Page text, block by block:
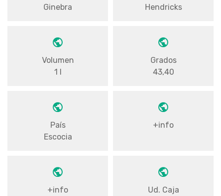
Ginebra Hendricks
Volumen
1 l
Grados
43,40
País
Escocia
+info
+info
Ud. Caja